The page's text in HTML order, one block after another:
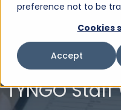
preference not to be
Cookies
Accept
TYNGO